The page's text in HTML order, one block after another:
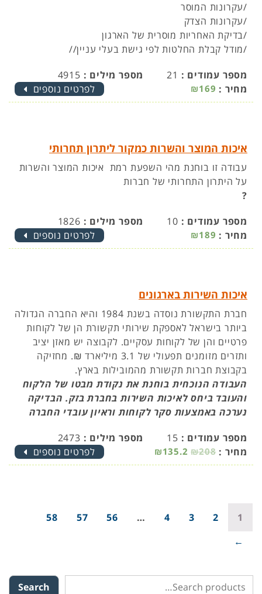
/עקרונות המוסר
/עקרונות הצדק
/בדיקת האחריות מוסרית של הארגון
/מודל קבלת החלטות לפי גישת בעלי עניין//
מספר עמודים : 21 מספר מילים : 4915
מחיר : ₪169 לפרטים נוספים
איכות המוצר והשרות כמקור ליתרון תחרותי
עבודה זו בוחנת מהי השפעת רמת איכות המוצר והשרות
על היתרון התחרותי של חברות
?
מספר עמודים : 10 מספר מילים : 1826
מחיר : ₪189 לפרטים נוספים
איכות השירות בארגונים
חברת התקשורת נוסדה בשנת 1984 והיא החברה הגדולה
ביותר בישראל לאספקת שירותי תקשורת הן של לקוחות
פרטיים והן של לקוחות עסקיים. לקבוצה יש מאזן יציב
ותזרים מזומנים תפעולי של 3.1 מיליארד ₪. מחזיקה
בקבוצת חברות תקשורת מהמובילות בארץ.
העבודה הנוכחית בוחנת את נקודת מבטו של הלקוח
והעובד ביחס לאיכות השירות בחברת בזק. הבדיקה
נערכה באמצעות סקר לקוחות וראיון עובדי החברה
מספר עמודים : 15 מספר מילים : 2473
מחיר : ₪208
₪135.2 לפרטים נוספים
1
2
3
4
…
56
57
58
→
Search